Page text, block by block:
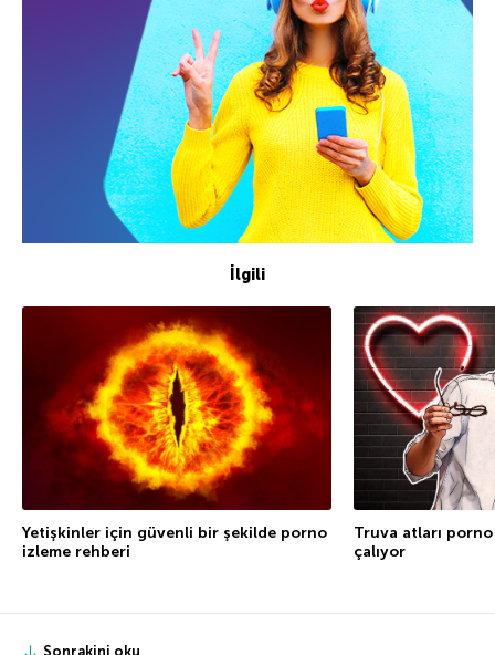
İlgili
Yetişkinler için güvenli bir şekilde porno
izleme rehberi
Truva atları porno
çalıyor
Sonrakini oku